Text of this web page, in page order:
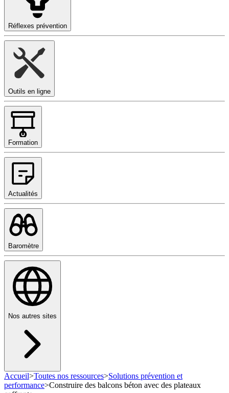
Réflexes prévention
Outils en ligne
Formation
Actualités
Baromètre
Nos autres sites
Accueil>Toutes nos ressources>Solutions prévention et
performance>Construire des balcons béton avec des plateaux